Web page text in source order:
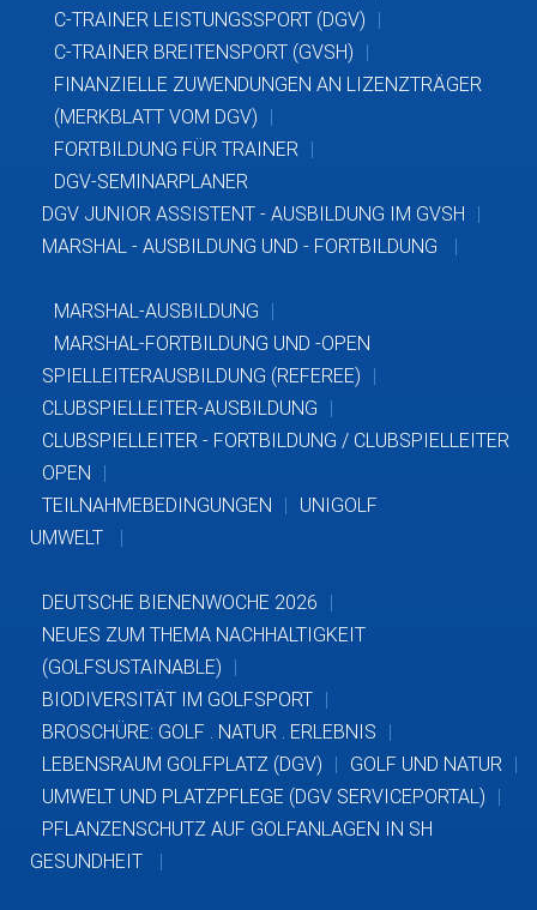
C-TRAINER LEISTUNGSSPORT (DGV)
C-TRAINER BREITENSPORT (GVSH)
FINANZIELLE ZUWENDUNGEN AN LIZENZTRÄGER
(MERKBLATT VOM DGV)
FORTBILDUNG FÜR TRAINER
DGV-SEMINARPLANER
DGV JUNIOR ASSISTENT - AUSBILDUNG IM GVSH
MARSHAL - AUSBILDUNG UND - FORTBILDUNG
MARSHAL-AUSBILDUNG
MARSHAL-FORTBILDUNG UND -OPEN
SPIELLEITERAUSBILDUNG (REFEREE)
CLUBSPIELLEITER-AUSBILDUNG
CLUBSPIELLEITER - FORTBILDUNG / CLUBSPIELLEITER
OPEN
TEILNAHMEBEDINGUNGEN
UNIGOLF
UMWELT
DEUTSCHE BIENENWOCHE 2026
NEUES ZUM THEMA NACHHALTIGKEIT
(GOLFSUSTAINABLE)
BIODIVERSITÄT IM GOLFSPORT
BROSCHÜRE: GOLF . NATUR . ERLEBNIS
LEBENSRAUM GOLFPLATZ (DGV)
GOLF UND NATUR
UMWELT UND PLATZPFLEGE (DGV SERVICEPORTAL)
PFLANZENSCHUTZ AUF GOLFANLAGEN IN SH
GESUNDHEIT